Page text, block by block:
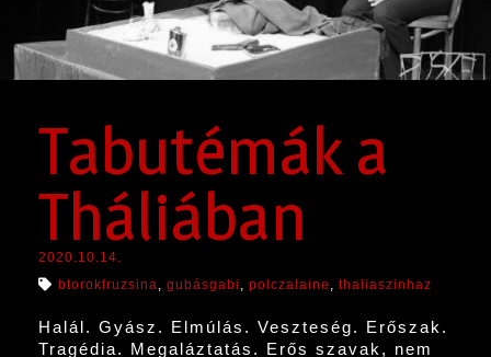
Tabutémák a
Tháliában
2020.10.14.
btorokfruzsina, gubásgabi , polczalaine , thaliaszinhaz
Halál. Gyász. Elmúlás. Veszteség. Erőszak.
Tragédia. Megaláztatás. Erős szavak, nem